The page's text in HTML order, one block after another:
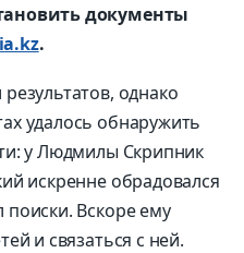
документы
.
однако
удалось обнаружить
у Людмилы Скрипник
искренне обрадовался
Вскоре ему
и связаться с ней.